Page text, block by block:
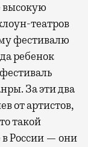
высокую
театров
фестивалю
ребенок
За эти два
от артистов,
такой
России — они